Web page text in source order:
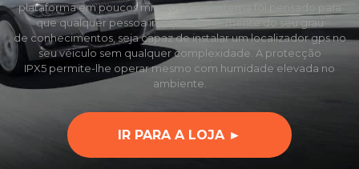
plataforma em poucos minutos. Este sistema foi pensado para
que qualquer pessoa independentemente do seu grau
de conhecimentos, seja capaz de instalar um localizador gps no
seu véiculo sem qualquer complexidade. A protecção
IPX5 permite-lhe operar mesmo com humidade elevada no
ambiente.
IR PARA A LOJA ►